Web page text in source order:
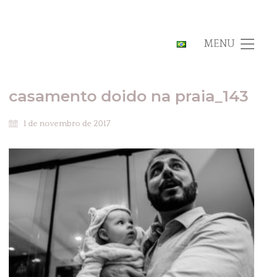
MENU
casamento doido na praia_143
1 de novembro de 2017